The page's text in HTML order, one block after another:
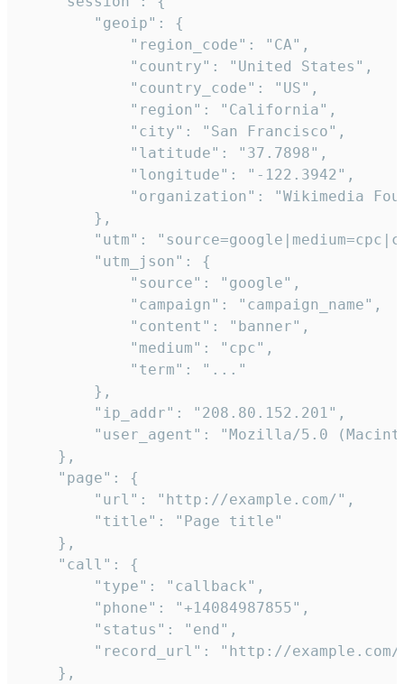
        "geoip": {
            "region_code": "CA",
            "country": "United States",
            "country_code": "US",
            "region": "California",
            "city": "San Francisco",
            "latitude": "37.7898",
            "longitude": "-122.3942",
"organization": "Wikimedia
        },
"utm":
        "utm_json": {
            "source": "google",
            "campaign": "campaign_name",
            "content": "banner",
            "medium": "cpc",
            "term": "..."
        },
        "ip_addr": "208.80.152.201",
"user_agent": "Mozilla/5.0
    },
    "page": {
        "url": "http://example.com/",
        "title": "Page title"
    },
    "call": {
        "type": "callback",
        "phone": "+14084987855",
        "status": "end",
"record_url": "http://
    },